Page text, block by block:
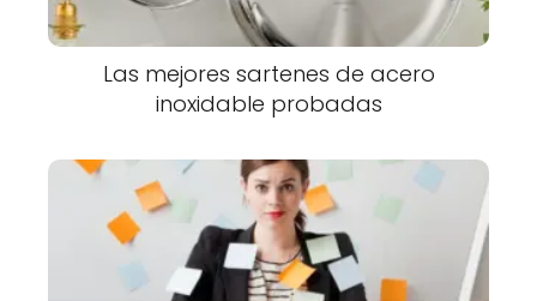
Las mejores sartenes de acero
inoxidable probadas